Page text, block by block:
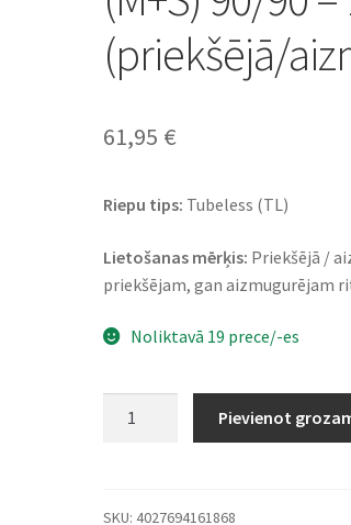
(priekšējā/
61,95 €
Riepu tips: Tubeless (TL)
Lietošanas mērķis: Priekšējā /
priekšējam, gan aizmugurējam
Noliktavā 19 prece/-es
(M+S)
Pievienot
SKU:4027694161868